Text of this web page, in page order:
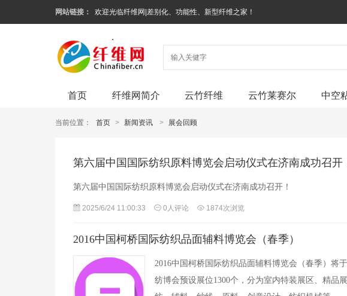
网站链接： 欢迎光临纤维网|差别化、功能性、新型纤维之家！
首页 纤维网简介 云竹纤维 云竹莱赛尔 中空
当前位置： 首页 > 新闻资讯 > 展会回顾
第六届中国国际纺织原料博览会启动仪式在济南成功召开
第六届中国国际纺织原料博览会启动仪式在济南成功召开！
2025/6/24 11:00:33 0人评论 1874次浏览
2016中国柯桥国际纺织品面辅料博览会（春季）
2016中国柯桥国际纺织品面辅料博览会（春季）将
纺博会预设展位1300个，分为室内特装展区、精品